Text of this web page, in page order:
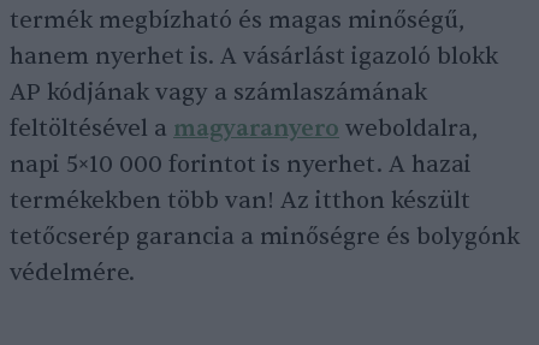
termék megbízható és magas minőségű,
hanem nyerhet is. A vásárlást igazoló blokk
AP kódjának vagy a számlaszámának
feltöltésével a magyaranyero weboldalra,
napi 5×10 000 forintot is nyerhet. A hazai
termékekben több van! Az itthon készült
tetőcserép garancia a minőségre és bolygónk
védelmére.